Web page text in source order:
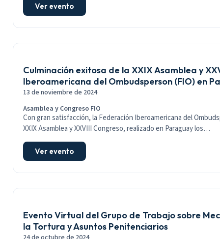
Ver evento
Culminación exitosa de la XXIX Asamblea y
Iberoamericana del Ombudsperson (FIO) en
13 de noviembre de 2024
Asamblea y Congreso FIO
Con gran satisfacción, la Federación Iberoamericana del
XXIX Asamblea y XXVIII Congreso, realizado en Paraguay los…
Ver evento
Evento Virtual del Grupo de Trabajo sobre
la Tortura y Asuntos Penitenciarios